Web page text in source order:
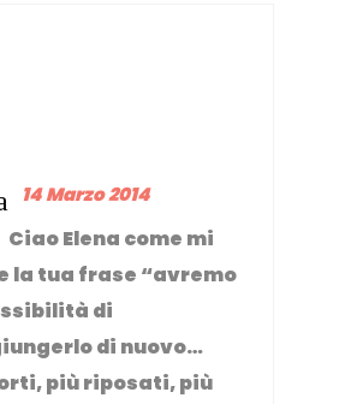
14 Marzo 2014
Ciao Elena come mi
la tua frase “avremo
di
di nuovo…
più riposati, più